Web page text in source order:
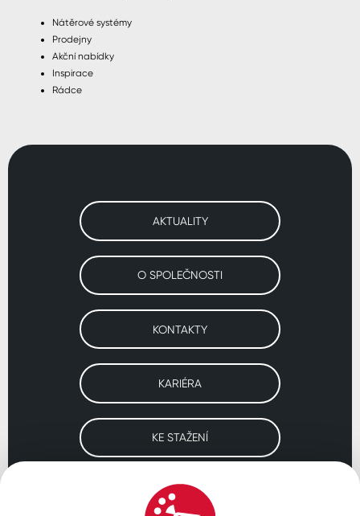
Nátěrové systémy
Prodejny
Akční nabídky
Inspirace
Rádce
AKTUALITY
O SPOLEČNOSTI
KONTAKTY
KARIÉRA
KE STAŽENÍ
Navštivte naše pobočky